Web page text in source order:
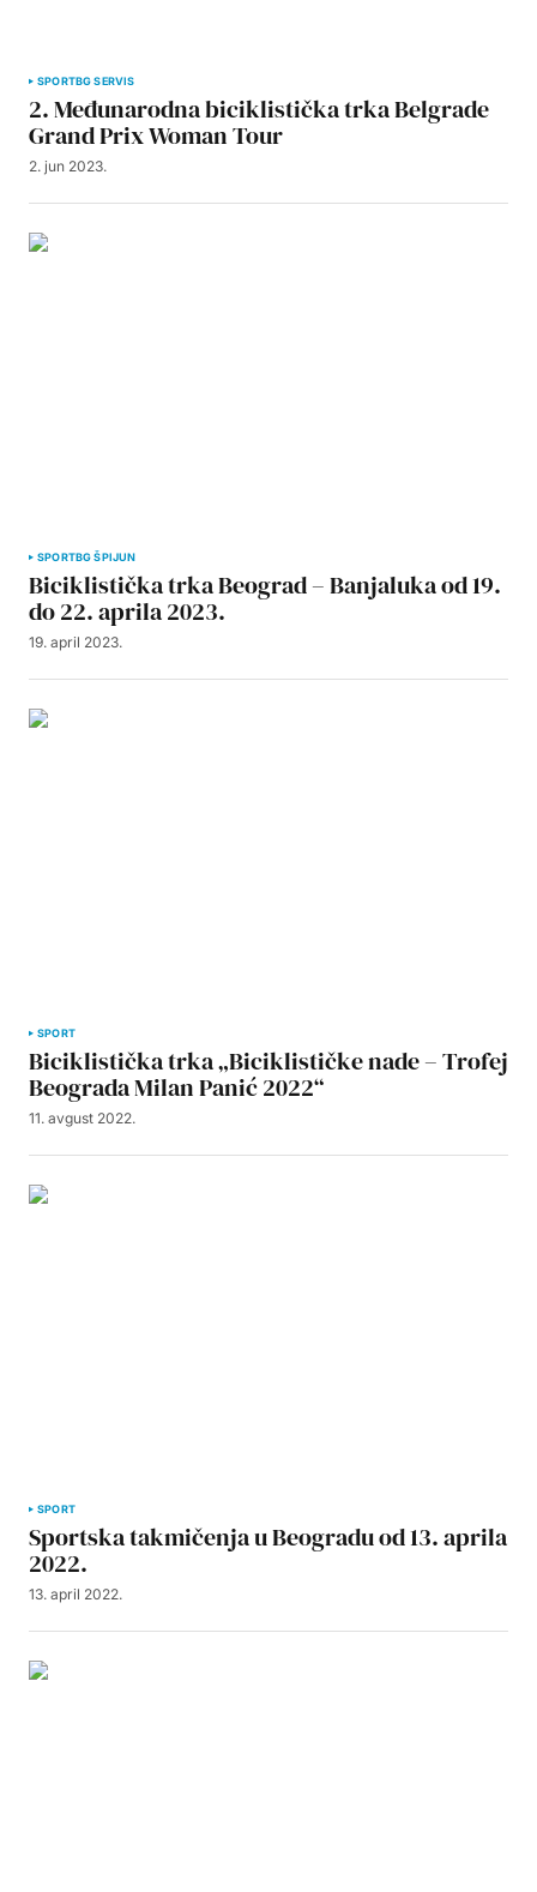
SPORTBG SERVIS
2. Međunarodna biciklistička trka Belgrade
Grand Prix Woman Tour
2. jun 2023.
SPORTBG ŠPIJUN
Biciklistička trka Beograd – Banjaluka od 19.
do 22. aprila 2023.
19. april 2023.
SPORT
Biciklistička trka „Biciklističke nade – Trofej
Beograda Milan Panić 2022“
11. avgust 2022.
SPORT
Sportska takmičenja u Beogradu od 13. aprila
2022.
13. april 2022.